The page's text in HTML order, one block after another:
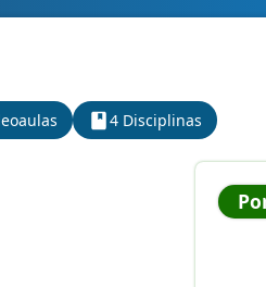
4 Disciplinas